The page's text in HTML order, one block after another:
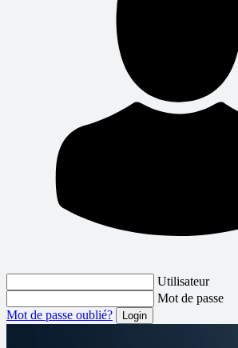
Utilisateur
Mot de passe
Mot de passe oublié?